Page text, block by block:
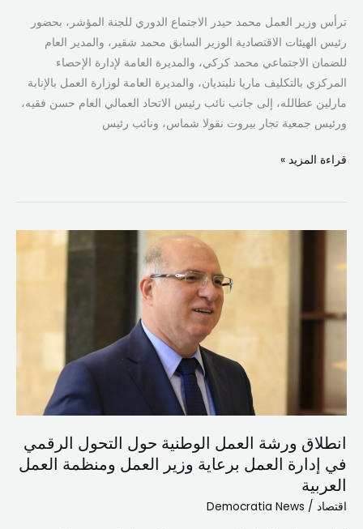
ترأس وزير العمل محمد حيدر الاجتماع الدوري للجنة المؤشر، بحضور
رئيس الهيئات الاقتصادية الوزير السابق محمد شقير، والمدير العام
للضمان الاجتماعي محمد كركي، والمديرة العامة لإدارة الإحصاء
المركزي بالتكليف ماريا نلبنديان، والمديرة العامة لوزارة العمل بالإنابة
مارلين عطالله، إلى جانب نائب رئيس الاتحاد العمالي العام حسن فقيه،
ورئيس جمعية تجار بيروت نقولا شماس، ونائب رئيس
الأول
قراءة المزيد »
انطلاق ورشة العمل الوطنية حول التحول الرقمي
في إدارة العمل برعاية وزير العمل ومنظمة العمل
العربية
اقتصاد /
Democratia News
ورشة
حول
الرقمي
إدارة
برعاية
وزير
العمل
ومنظمة